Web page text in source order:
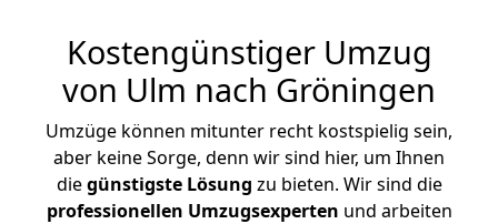
Kostengünstiger Umzug
von Ulm nach Gröningen
Umzüge können mitunter recht kostspielig sein,
aber keine Sorge, denn wir sind hier, um Ihnen
diegünstigste Lösung zu bieten. Wir sind die
professionellen Umzugsexperten und arbeiten